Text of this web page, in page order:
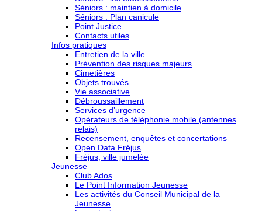
Séniors : maintien à domicile
Séniors : Plan canicule
Point Justice
Contacts utiles
Infos pratiques
Entretien de la ville
Prévention des risques majeurs
Cimetières
Objets trouvés
Vie associative
Débroussaillement
Services d’urgence
Opérateurs de téléphonie mobile (antennes
relais)
Recensement, enquêtes et concertations
Open Data Fréjus
Fréjus, ville jumelée
Jeunesse
Club Ados
Le Point Information Jeunesse
Les activités du Conseil Municipal de la
Jeunesse